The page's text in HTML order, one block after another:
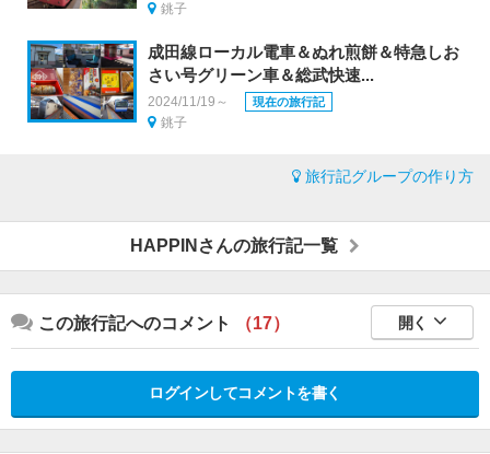
銚子
成田線ローカル電車＆ぬれ煎餅＆特急しお
さい号グリーン車＆総武快速...
2024/11/19～ 現在の旅行記
銚子
旅行記グループの作り方
HAPPINさんの旅行記一覧
この旅行記へのコメント （17） 開く
ログインしてコメントを書く